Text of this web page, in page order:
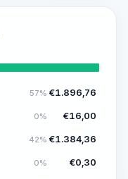
57% €1.896,76
0% €16,00
42% €1.384,36
0% €0,30